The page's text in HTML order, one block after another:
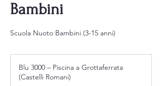
Bambini
Scuola Nuoto Bambini (3-15 anni)
Blu 3000 – Piscina a Grottaferrata
(Castelli Romani)